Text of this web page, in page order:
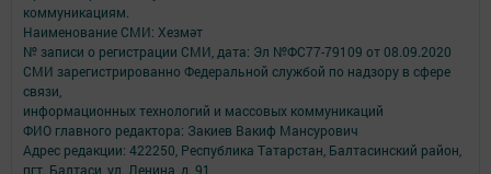
коммуникациям.
Наименование СМИ: Хезмәт
№ записи о регистрации СМИ, дата: Эл №ФС77-79109 от 08.09.2020
СМИ зарегистрированно Федеральной службой по надзору в сфере
связи,
информационных технологий и массовых коммуникаций
ФИО главного редактора: Закиев Вакиф Мансурович
Адрес редакции: 422250, Республика Татарстан, Балтасинский район,
пгт. Балтаси, ул. Ленина, д. 91